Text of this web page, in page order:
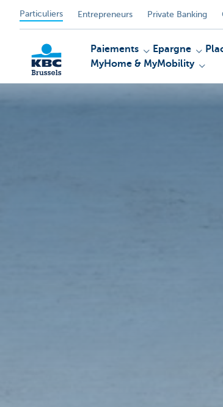
Particuliers Entrepreneurs Private Banking
Paiements Epargne
MyHome & MyMobility